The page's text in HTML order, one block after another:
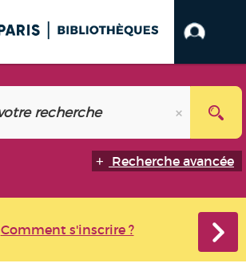
Recherche avancée
Comment s'inscrire ?